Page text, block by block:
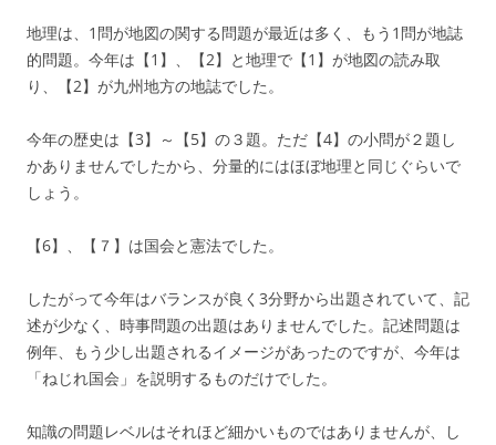
地理は、1問が地図の関する問題が最近は多く、もう1問が地誌
的問題。今年は【1】、【2】と地理で【1】が地図の読み取
り、【2】が九州地方の地誌でした。
今年の歴史は【3】～【5】の３題。ただ【4】の小問が２題し
かありませんでしたから、分量的にはほぼ地理と同じぐらいで
しょう。
【6】、【７】は国会と憲法でした。
したがって今年はバランスが良く3分野から出題されていて、記
述が少なく、時事問題の出題はありませんでした。記述問題は
例年、もう少し出題されるイメージがあったのですが、今年は
「ねじれ国会」を説明するものだけでした。
知識の問題レベルはそれほど細かいものではありませんが、し